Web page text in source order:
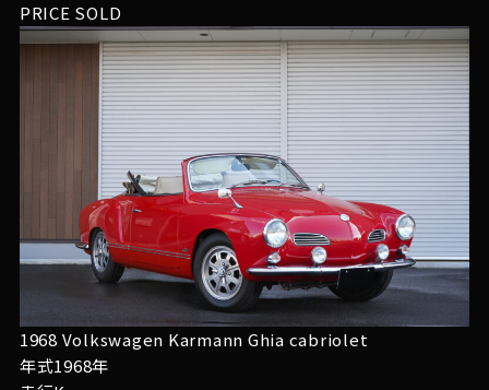
PRICE SOLD
1968 Volkswagen Karmann Ghia cabriolet
年式1968年